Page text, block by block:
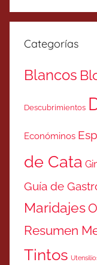
Categorías
Blancos
Descubrimientos
Económinos
de Cata
Guía de
Maridajes
Resumen
Tintos